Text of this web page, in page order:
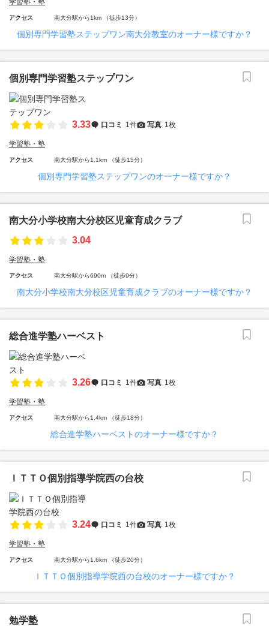
学習塾・塾
アクセス 南大分駅から1km （徒歩13分）
個別専門学習塾ステップワン南大分教室のオーナー様ですか？
個別専門学習塾ステップワン
3.33 口コミ 1件 写真 1枚
学習塾・塾
アクセス 南大分駅から1.1km （徒歩15分）
個別専門学習塾ステップワンのオーナー様ですか？
南大分小学校南大分校区児童育成クラブ
3.04
学習塾・塾
アクセス 南大分駅から690m （徒歩9分）
南大分小学校南大分校区児童育成クラブのオーナー様ですか？
総合進学塾ハーベスト
3.26 口コミ 1件 写真 1枚
学習塾・塾
アクセス 南大分駅から1.4km （徒歩18分）
総合進学塾ハーベストのオーナー様ですか？
ＩＴＴＯ個別指導学院西の台校
3.24 口コミ 1件 写真 1枚
学習塾・塾
アクセス 南大分駅から1.6km （徒歩20分）
ＩＴＴＯ個別指導学院西の台校のオーナー様ですか？
勉学塾